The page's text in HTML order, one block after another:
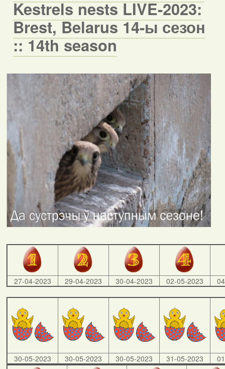
Kestrels nests LIVE-2023:
Brest, Belarus 14-ы сезон
:: 14th season
27-04-2023 29-04-2023 30-04-2023 02-05-2023
30-05-2023 30-05-2023 30-05-2023 31-05-2023